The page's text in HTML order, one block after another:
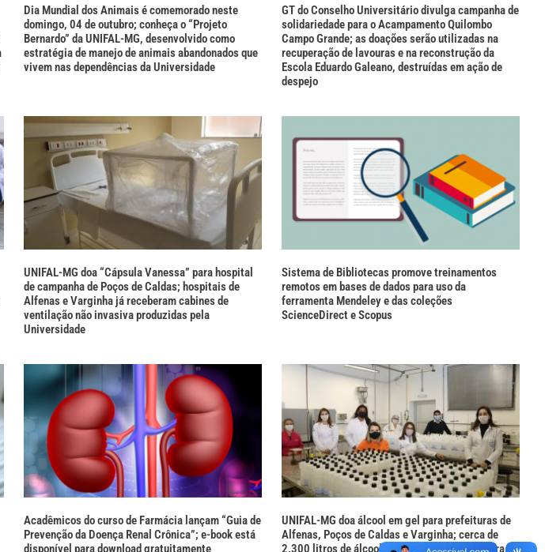
Dia Mundial dos Animais é comemorado neste
domingo, 04 de outubro; conheça o “Projeto
Bernardo” da UNIFAL-MG, desenvolvido como
estratégia de manejo de animais abandonados que
vivem nas dependências da Universidade
GT do Conselho Universitário divulga campanha de
solidariedade para o Acampamento Quilombo
Campo Grande; as doações serão utilizadas na
recuperação de lavouras e na reconstrução da
Escola Eduardo Galeano, destruídas em ação de
despejo
UNIFAL-MG doa “Cápsula Vanessa” para hospital
de campanha de Poços de Caldas; hospitais de
Alfenas e Varginha já receberam cabines de
ventilação não invasiva produzidas pela
Universidade
Sistema de Bibliotecas promove treinamentos
remotos em bases de dados para uso da
ferramenta Mendeley e das coleções
ScienceDirect e Scopus
Acadêmicos do curso de Farmácia lançam “Guia de
Prevenção da Doença Renal Crônica”; e-book está
disponível para download gratuitamente
UNIFAL-MG doa álcool em gel para prefeituras de
Alfenas, Poços de Caldas e Varginha; cerca de
2.300 litros de álcool 70% já foram doados para as